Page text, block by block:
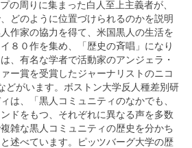
の周りに集まった白人至上主義者が、
どのように位置づけられるのかを説明
作家の協力を得て、米国黒人の生活を
８０作を集め、「歴史の斉唱」になり
、有名な学者で活動家のアンジェラ・
ー賞を受賞したジャーナリストのニコ
どがいます。ボストン大学反人種差別研
は、「黒人コミュニティのなかでも、
ドをもつ、それぞれに異なる声を多数
雑な黒人コミュニティの歴史を分かち
述べています。ピッツバーグ大学の歴